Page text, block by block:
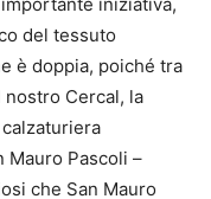
del tessuto
è doppia, poiché tra
nostro Cercal, la
Mauro Pascoli –
che San Mauro